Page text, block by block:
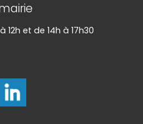
et de 14h à 17h30